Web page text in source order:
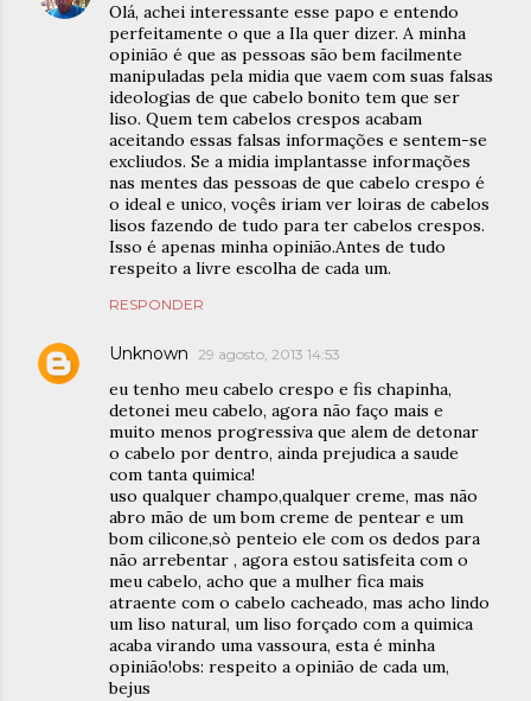
Olá, achei interessante esse papo e entendo
perfeitamente o que a Ila quer dizer. A minha
opinião é que as pessoas são bem facilmente
manipuladas pela midia que vaem com suas falsas
ideologias de que cabelo bonito tem que ser
liso. Quem tem cabelos crespos acabam
aceitando essas falsas informações e sentem-se
excliudos. Se a midia implantasse informações
nas mentes das pessoas de que cabelo crespo é
o ideal e unico, voçês iriam ver loiras de cabelos
lisos fazendo de tudo para ter cabelos crespos.
Isso é apenas minha opinião.Antes de tudo
respeito a livre escolha de cada um.
RESPONDER
Unknown 29 agosto, 2013 14:53
eu tenho meu cabelo crespo e fis chapinha,
detonei meu cabelo, agora não faço mais e
muito menos progressiva que alem de detonar
o cabelo por dentro, ainda prejudica a saude
com tanta quimica!
uso qualquer champo,qualquer creme, mas não
abro mão de um bom creme de pentear e um
bom cilicone,sò penteio ele com os dedos para
não arrebentar , agora estou satisfeita com o
meu cabelo, acho que a mulher fica mais
atraente com o cabelo cacheado, mas acho lindo
um liso natural, um liso forçado com a quimica
acaba virando uma vassoura, esta é minha
opinião!obs: respeito a opinião de cada um,
bejus